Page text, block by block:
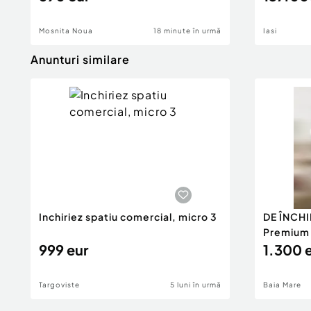
Mosnita Noua 18 minute în urmă Iasi
Anunturi similare
Inchiriez spatiu comercial, micro 3
999 eur
Targoviste 5 luni în urmă
DE
1.300
Baia Mare